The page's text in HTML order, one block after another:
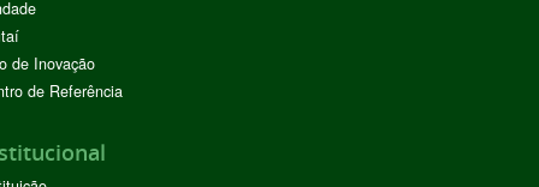
de Inovação
de Referência